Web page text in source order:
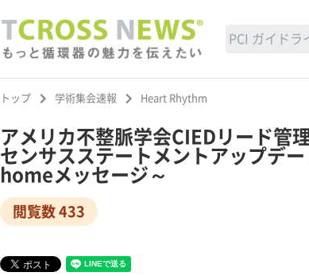
トップ keyboard_arrow_right 学術集会速報 keyboard_arrow_right Heart Rhythm
アメリカ不整脈学会CIEDリード管
センサスステートメントアップデ
homeメッセージ～
閲覧数 433